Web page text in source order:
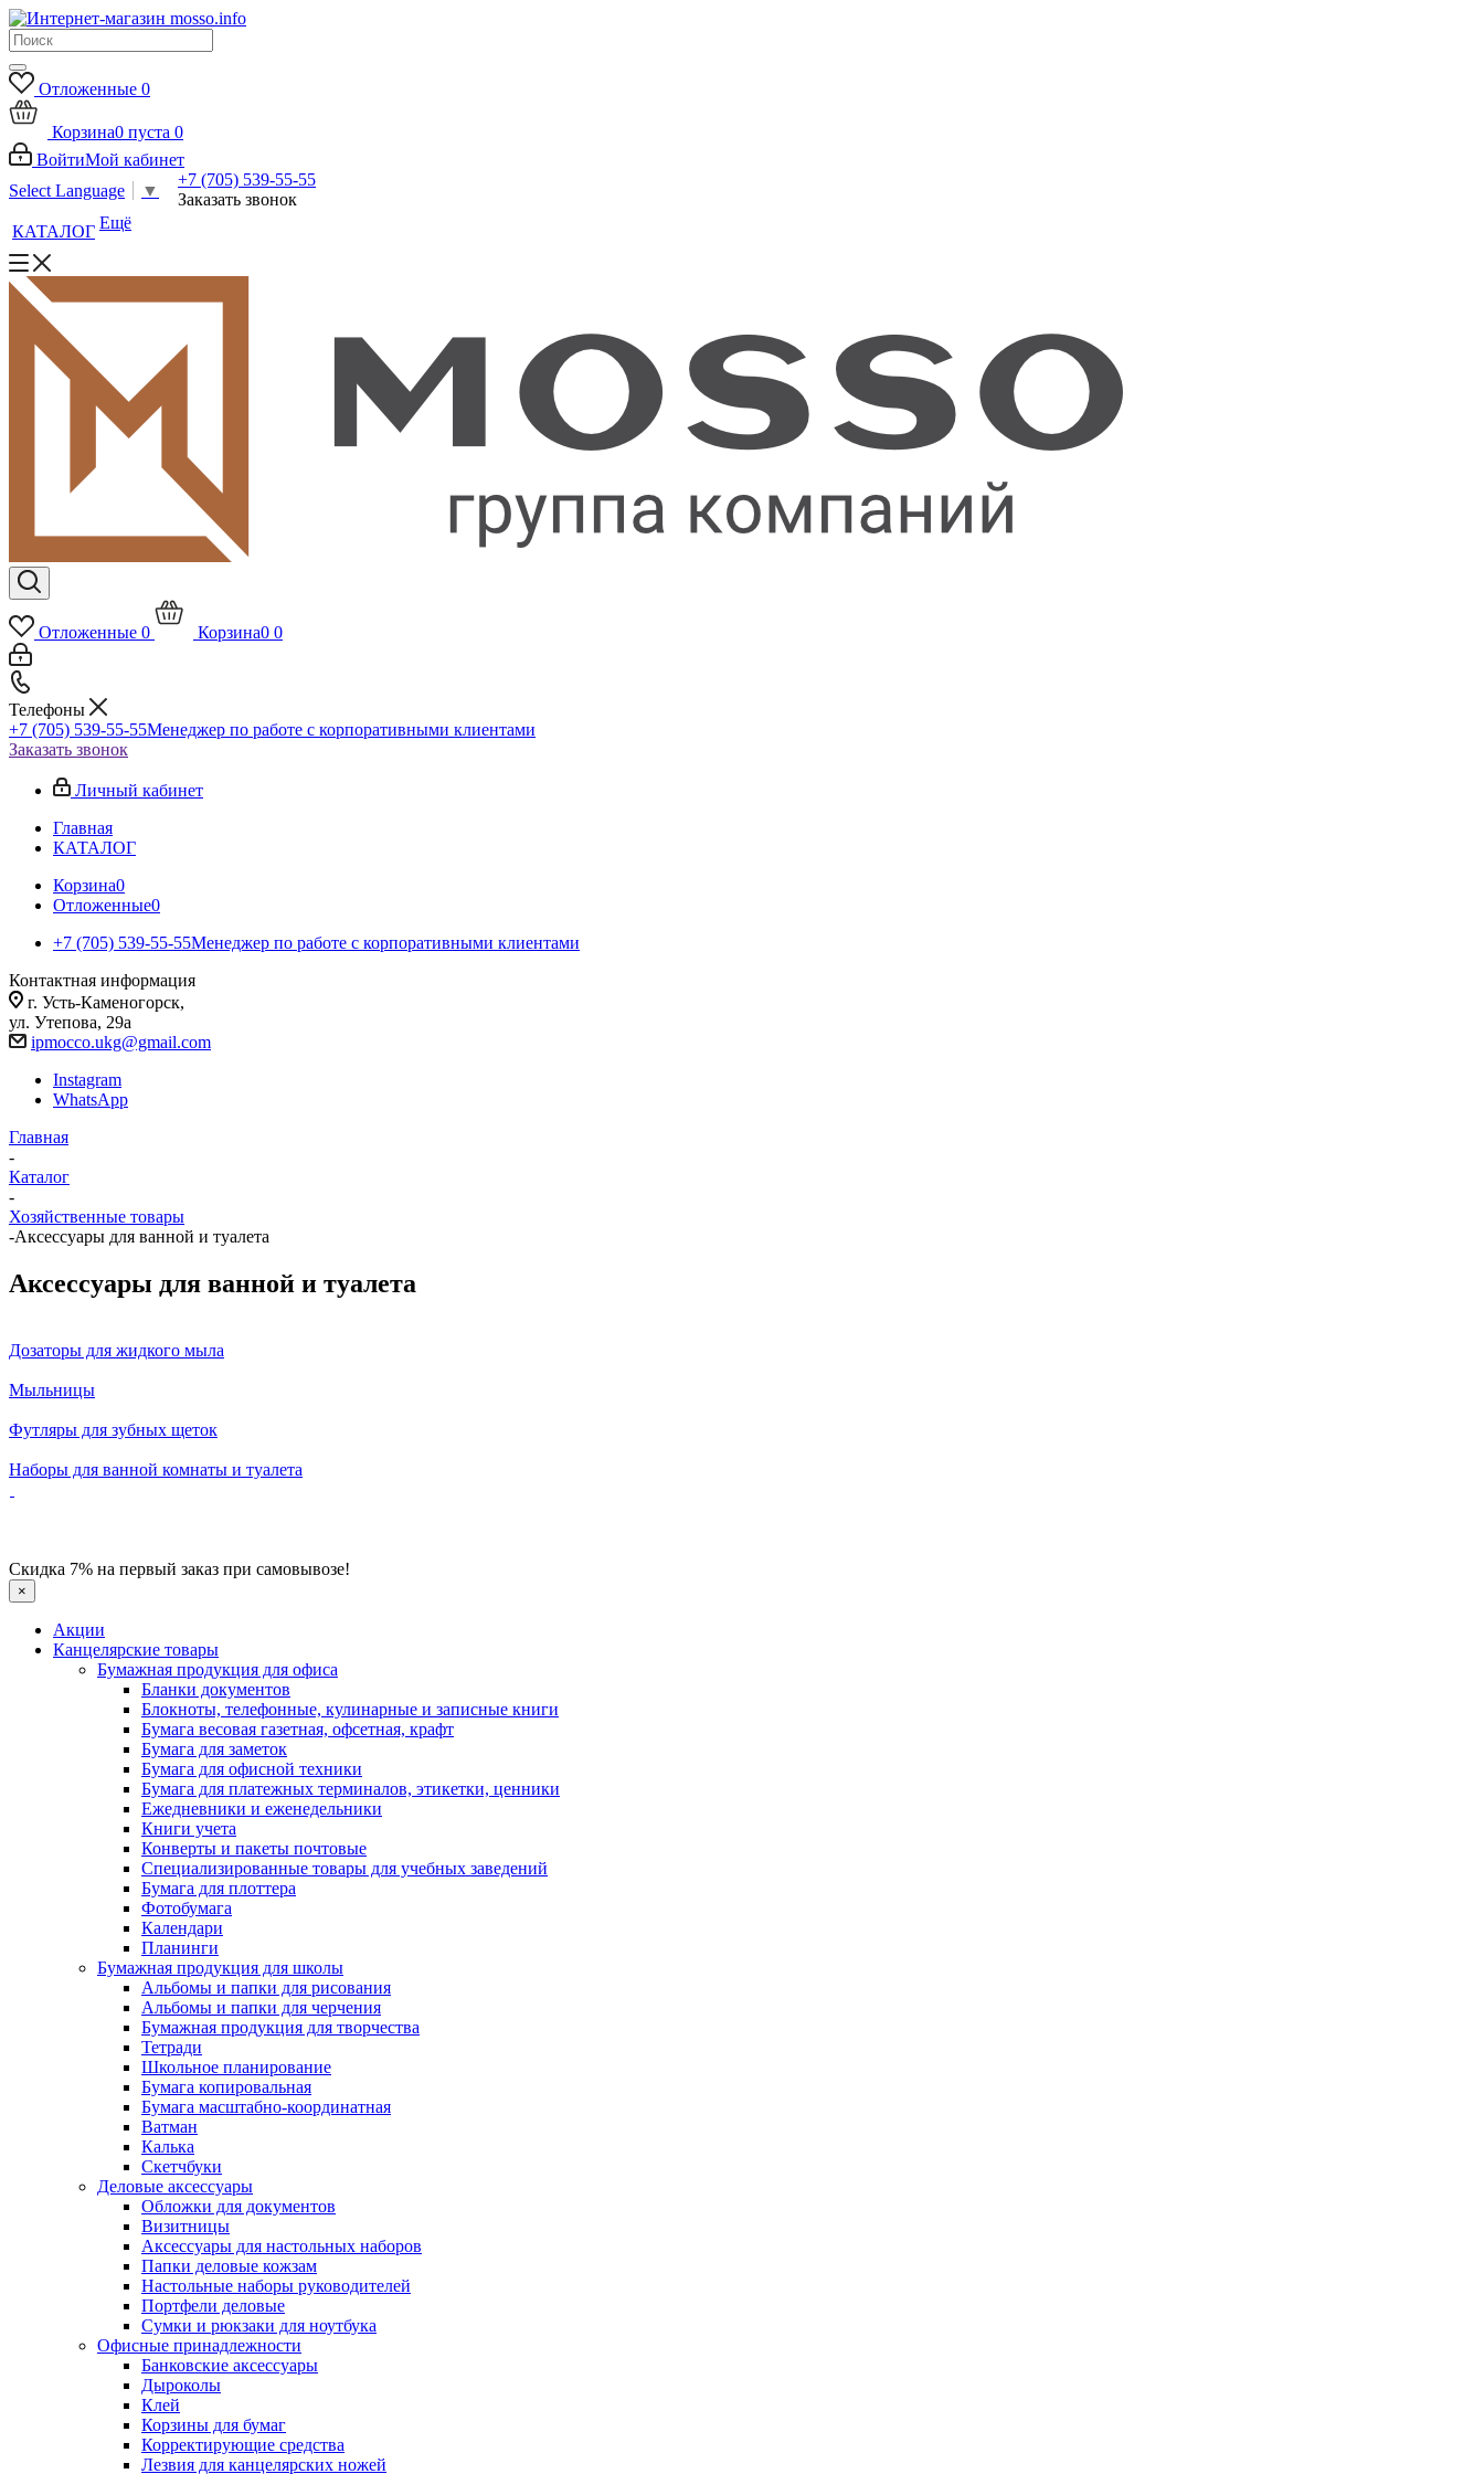
Отложенные 0
Корзина0 пуста 0
ВойтиМой кабинет
Select Language
▼
+7 (705) 539-55-55
Заказать звонок
КАТАЛОГ Ещё
Отложенные 0 Корзина0 0
Телефоны
+7 (705) 539-55-55Менеджер по работе с корпоративными клиентами
Заказать звонок
Личный кабинет
Главная
КАТАЛОГ
Корзина0
Отложенные0
+7 (705) 539-55-55Менеджер по работе с корпоративными клиентами
Контактная информация
г. Усть-Каменогорск,
ул. Утепова, 29а
ipmocco.ukg@gmail.com
Instagram
WhatsApp
Главная
-
Каталог
-
Хозяйственные товары
-Аксессуары для ванной и туалета
Аксессуары для ванной и туалета
Дозаторы для жидкого мыла
Мыльницы
Футляры для зубных щеток
Наборы для ванной комнаты и туалета
Скидка 7% на первый заказ при самовывозе!
×
Акции
Канцелярские товары
Бумажная продукция для офиса
Бланки документов
Блокноты, телефонные, кулинарные и записные книги
Бумага весовая газетная, офсетная, крафт
Бумага для заметок
Бумага для офисной техники
Бумага для платежных терминалов, этикетки, ценники
Ежедневники и еженедельники
Книги учета
Конверты и пакеты почтовые
Специализированные товары для учебных заведений
Бумага для плоттера
Фотобумага
Календари
Планинги
Бумажная продукция для школы
Альбомы и папки для рисования
Альбомы и папки для черчения
Бумажная продукция для творчества
Тетради
Школьное планирование
Бумага копировальная
Бумага масштабно-координатная
Ватман
Калька
Скетчбуки
Деловые аксессуары
Обложки для документов
Визитницы
Аксессуары для настольных наборов
Папки деловые кожзам
Настольные наборы руководителей
Портфели деловые
Сумки и рюкзаки для ноутбука
Офисные принадлежности
Банковские аксессуары
Дыроколы
Клей
Корзины для бумаг
Корректирующие средства
Лезвия для канцелярских ножей